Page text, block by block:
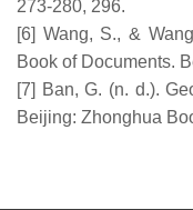
273-280, 296.
[6] Wang, S., &
Book of Documents.
[7] Ban, G. (n. d.).
Beijing: Zhonghua